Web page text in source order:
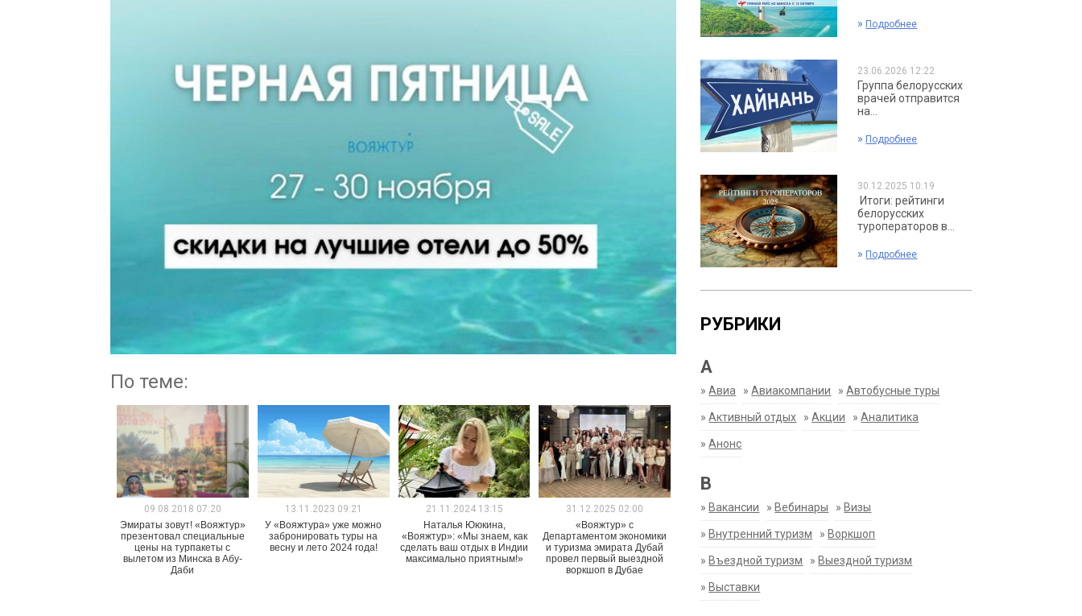
По теме:
09.08.2018 07:20
Эмираты зовут! «Вояжтур»
презентовал специальные
цены на турпакеты с
вылетом из Минска в Абу-
Даби
13.11.2023 09:21
У «Вояжтура» уже можно
забронировать туры на
весну и лето 2024 года!
21.11.2024 13:15
Наталья Ююкина,
«Вояжтур»: «Мы знаем, как
сделать ваш отдых в Индии
максимально приятным!»
31.12.2025 02:00
«Вояжтур» с
Департаментом экономики
и туризма эмирата Дубай
провел первый выездной
воркшоп в Дубае
» Подробнее
23.06.2026 12:22
Группа белорусских
врачей отправится
на...
» Подробнее
30.12.2025 10:19
Итоги: рейтинги
белорусских
туроператоров в...
» Подробнее
РУБРИКИ
А
»Авиа »Авиакомпании »Автобусные туры
»Активный отдых »Акции »Аналитика
»Анонс
В
» Вакансии » Вебинары » Визы
» Внутренний туризм » Воркшоп
» Въездной туризм » Выездной туризм
» Выставки